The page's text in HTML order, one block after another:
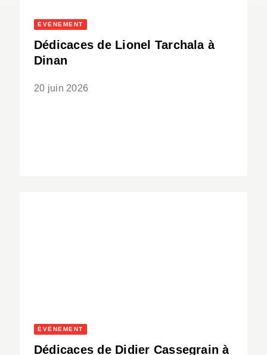
ÉVÈNEMENT
Dédicaces de Lionel Tarchala à
Dinan
20 juin 2026
ÉVÈNEMENT
Dédicaces de Didier Cassegrain à